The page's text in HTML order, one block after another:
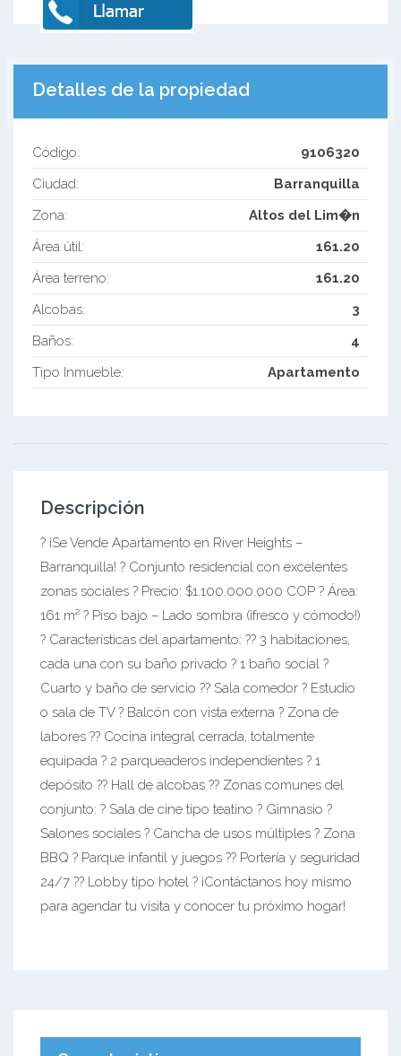
Detalles de la propiedad
Código:
9106320
Ciudad:
Barranquilla
Zona:
Altos del Lim�n
Área útil:
161.20
Área terreno:
161.20
Alcobas:
3
Baños:
4
Tipo Inmueble:
Apartamento
Descripción
? ¡Se Vende Apartamento en River Heights –
Barranquilla! ? Conjunto residencial con excelentes
zonas sociales ? Precio: $1.100.000.000 COP ? Área:
161 m² ? Piso bajo – Lado sombra (¡fresco y cómodo!)
? Características del apartamento: ?? 3 habitaciones,
cada una con su baño privado ? 1 baño social ?
Cuarto y baño de servicio ?? Sala comedor ? Estudio
o sala de TV ? Balcón con vista externa ? Zona de
labores ?? Cocina integral cerrada, totalmente
equipada ? 2 parqueaderos independientes ? 1
depósito ?? Hall de alcobas ?? Zonas comunes del
conjunto: ? Sala de cine tipo teatino ? Gimnasio ?
Salones sociales ? Cancha de usos múltiples ? Zona
BBQ ? Parque infantil y juegos ?? Portería y seguridad
24/7 ?? Lobby tipo hotel ? ¡Contáctanos hoy mismo
para agendar tu visita y conocer tu próximo hogar!